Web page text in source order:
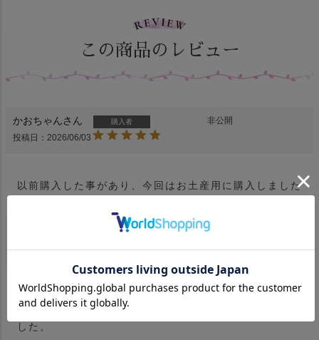
この商品のレビュー
かおちゃん 購入者
非公開
投稿日
2026/06/03
非公開
投稿日
2025/08/26
サクサクなクッキーで美味しかったです。
爽やかな香りとすっきりとした甘さでコーヒーに合いま
した。